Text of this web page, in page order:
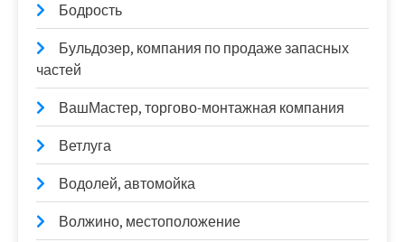
Бодрость
Бульдозер, компания по продаже запасных
частей
ВашМастер, торгово-монтажная компания
Ветлуга
Водолей, автомойка
Волжино, местоположение